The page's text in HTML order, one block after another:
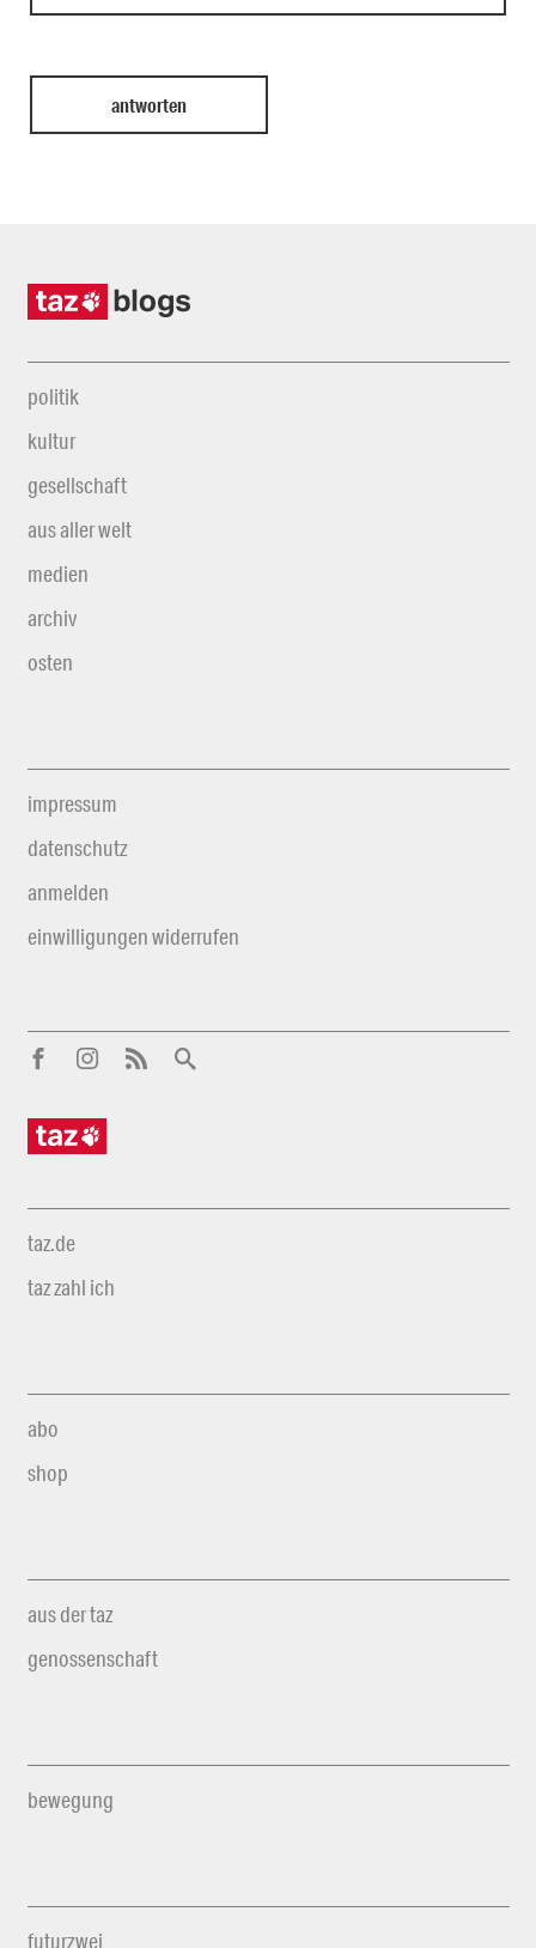
politik
kultur
gesellschaft
aus aller welt
medien
archiv
osten
impressum
datenschutz
anmelden
einwilligungen widerrufen
taz.de
taz zahl ich
abo
shop
aus der taz
genossenschaft
bewegung
futurzwei